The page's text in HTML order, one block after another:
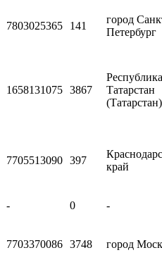
7803025365 141
город
Петербург
1658131075 3867
Республика
Татарстан
(Татарстан)
7705513090 397
край
- 0 -
7703370086 3748 город